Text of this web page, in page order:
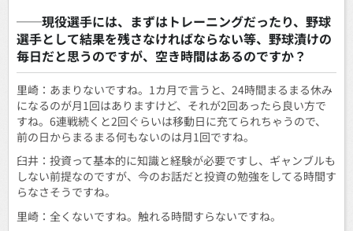
──現役選手には、まずはトレーニングだったり、野球
選手として結果を残さなければならない等、野球漬けの
毎日だと思うのですが、空き時間はあるのですか？
里崎：あまりないですね。1カ月で言うと、24時間まるまる休み
になるのが月1回はありますけど、それが2回あったら良い方で
すね。6連戦続くと2回ぐらいは移動日に充てられちゃうので、
前の日からまるまる何もないのは月1回ですね。
臼井：投資って基本的に知識と経験が必要ですし、ギャンブルも
しない前提なのですが、今のお話だと投資の勉強をしてる時間す
らなさそうですね。
里崎：全くないですね。触れる時間すらないですね。